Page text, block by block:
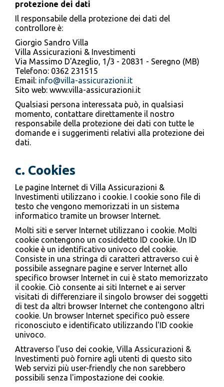
protezione dei dati
Il responsabile della protezione dei dati del
controllore è:
Giorgio Sandro Villa
Villa Assicurazioni & Investimenti
Via Massimo D'Azeglio, 1/3 - 20831 - Seregno (MB)
Telefono: 0362 231515
Email: info@villa-assicurazioni.it
Sito web: www.villa-assicurazioni.it
Qualsiasi persona interessata può, in qualsiasi
momento, contattare direttamente il nostro
responsabile della protezione dei dati con tutte le
domande e i suggerimenti relativi alla protezione dei
dati.
c. Cookies
Le pagine Internet di Villa Assicurazioni &
Investimenti utilizzano i cookie. I cookie sono file di
testo che vengono memorizzati in un sistema
informatico tramite un browser Internet.
Molti siti e server Internet utilizzano i cookie. Molti
cookie contengono un cosiddetto ID cookie. Un ID
cookie è un identificativo univoco del cookie.
Consiste in una stringa di caratteri attraverso cui è
possibile assegnare pagine e server Internet allo
specifico browser Internet in cui è stato memorizzato
il cookie. Ciò consente ai siti Internet e ai server
visitati di differenziare il singolo browser dei soggetti
di test da altri browser Internet che contengono altri
cookie. Un browser Internet specifico può essere
riconosciuto e identificato utilizzando l'ID cookie
univoco.
Attraverso l'uso dei cookie, Villa Assicurazioni &
Investimenti può fornire agli utenti di questo sito
Web servizi più user-friendly che non sarebbero
possibili senza l'impostazione dei cookie.